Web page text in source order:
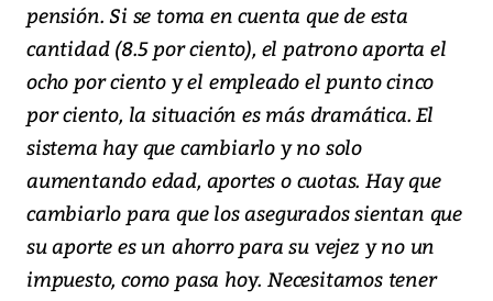
pensión. Si se toma en cuenta que de esta
cantidad (8.5 por ciento), el patrono aporta el
ocho por ciento y el empleado el punto cinco
por ciento, la situación es más dramática. El
sistema hay que cambiarlo y no solo
aumentando edad, aportes o cuotas. Hay que
cambiarlo para que los asegurados sientan que
su aporte es un ahorro para su vejez y no un
impuesto, como pasa hoy. Necesitamos tener